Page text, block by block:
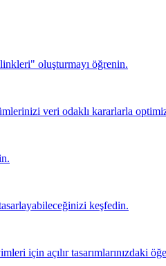
oluşturmayı öğrenin.
veri odaklı kararlarla
keşfedin.
için açılır tasarımlarınızdaki